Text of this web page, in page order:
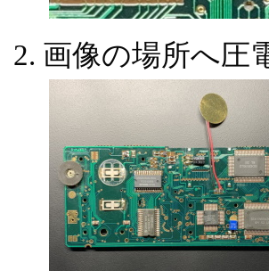
画像の場所へ圧